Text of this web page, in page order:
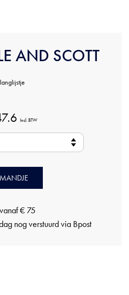
AND SCOTT
Incl. BTW
€ 75
nog verstuurd via Bpost